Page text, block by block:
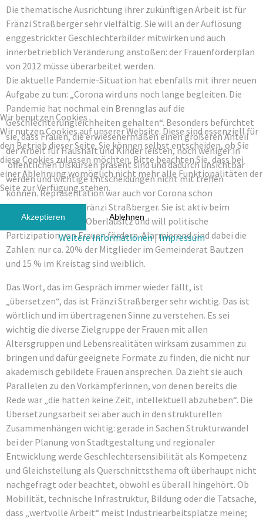
Die thematische Ausrichtung ihrer zukünftigen Arbeit ist für
Fränzi Straßberger sehr vielfältig. Sie will an der Auflösung
enggestrickter Geschlechterbilder mitwirken und auch
innerbetrieblich Veränderung anstoßen: der Frauenförderplan
von 2012 müsse überarbeitet werden.
Die aktuelle Pandemie-Situation hat ebenfalls mit ihrer neuen
Aufgabe zu tun: „Corona wird uns noch lange begleiten. Die
Pandemie hat nochmal ein Brennglas auf die
Geschlechterungleichheiten gehalten“. Besonders befürchtet
sie, dass Frauen, die erwiesenermaßen einen größeren Anteil
der Arbeit für Haushalt und Kinder leisten, noch weniger in
öffentlichen Diskursen präsent sind und dadurch unsichtbar
werden und wichtige Entscheidungen nicht mit treffen
können. Repräsentation war auch vor Corona schon
Herzensthema für Fränzi Straßberger. Sie ist aktiv beim
Frauen.Wahl.LOKAL Oberlausitz und will politische
Partizipation von Frauen fördern. Alarmierend sind dabei die
Zahlen: nur ca. 20% der Mitglieder im Gemeinderat Bautzen
und 15 % im Kreistag sind weiblich.
Das Wort, das im Gespräch immer wieder fällt, ist
„übersetzen“, das ist Fränzi Straßberger sehr wichtig. Das ist
wörtlich und im übertragenen Sinne zu verstehen. Es sei
wichtig die diverse Zielgruppe der Frauen mit allen
Altersgruppen und Lebensrealitäten wirksam zusammen zu
bringen und dafür geeignete Formate zu finden, die nicht nur
akademisch gebildete Frauen ansprechen. Da zieht sie auch
Parallelen zu den Vorkämpferinnen, von denen bereits die
Rede war „die hatten keine Zeit, intellektuell abzuheben“. Die
Übersetzungsarbeit sei aber auch in den strukturellen
Zusammenhängen wichtig: gerade in Sachen Strukturwandel
bei der Planung von Stadtgestaltung und regionaler
Entwicklung werde Geschlechtersensibilität als Kompetenz
und Gleichstellung als Querschnittsthema oft überhaupt nicht
nachgefragt oder beachtet, obwohl es überall hingehört. Ob
Mobilität, technische Infrastruktur, Bildung oder die Tatsache,
dass „wertvolle Arbeit“ meist Industriearbeitsplätze meine;
Wir benutzen Cookies
Wir nutzen Cookies auf unserer Website. Diese sind essenziell für
den Betrieb dieser Seite. Sie können selbst entscheiden, ob Sie
diese Cookies zulassen möchten. Bitte beachten Sie, dass bei
einer Ablehnung womöglich nicht mehr alle Funktionalitäten der
Seite zur Verfügung stehen.
Akzeptieren Ablehnen
Weitere Informationen|Impressum